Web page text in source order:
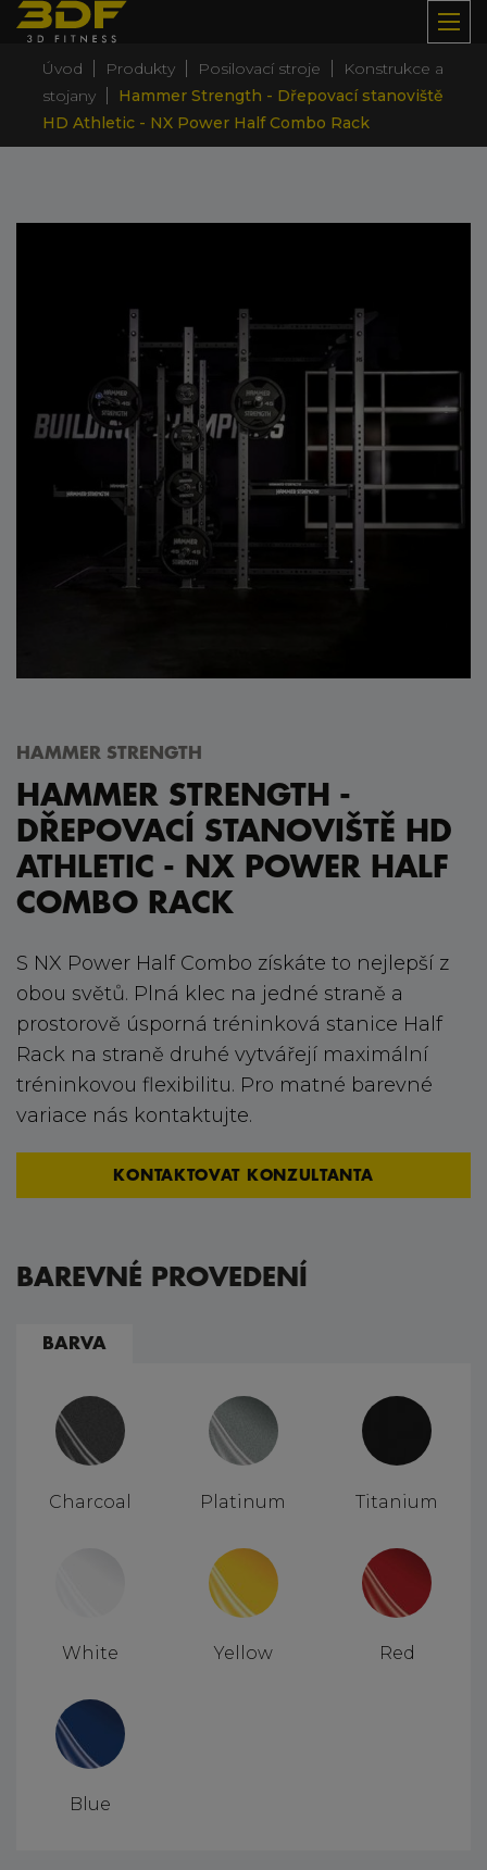
Úvod Produkty Posilovací stroje
Konstrukce a
stojany
Hammer Strength - Dřepovací stanoviště
HD Athletic - NX Power Half Combo Rack
HAMMER STRENGTH
HAMMER STRENGTH -
DŘEPOVACÍ STANOVIŠTĚ HD
ATHLETIC - NX POWER HALF
COMBO RACK
S NX Power Half Combo získáte to nejlepší z
obou světů. Plná klec na jedné straně a
prostorově úsporná tréninková stanice Half
Rack na straně druhé vytvářejí maximální
tréninkovou flexibilitu. Pro matné barevné
variace nás kontaktujte.
KONTAKTOVAT KONZULTANTA
BAREVNÉ PROVEDENÍ
BARVA
Charcoal Platinum Titanium
White Yellow Red
Blue